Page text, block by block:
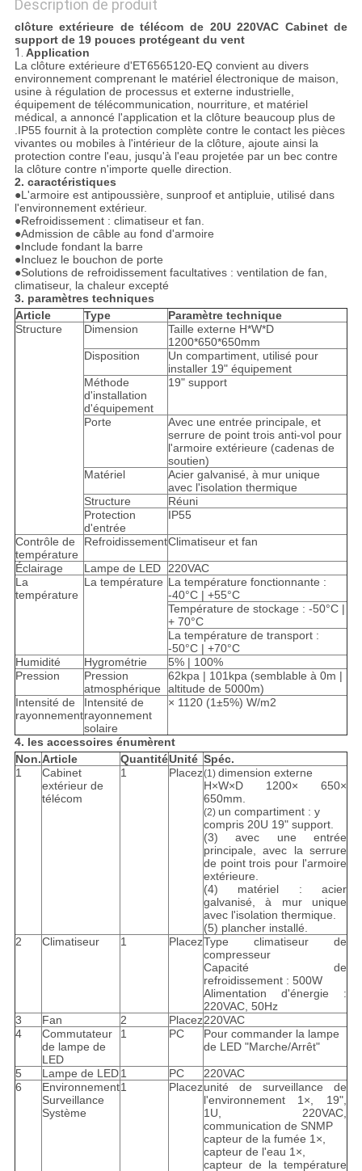
Description de produit
clôture extérieure de télécom de 20U 220VAC Cabinet de
support de 19 pouces protégeant du vent
1. Application
La clôture extérieure d'ET6565120-EQ convient au divers
environnement comprenant le matériel électronique de maison,
usine à régulation de processus et externe industrielle,
équipement de télécommunication, nourriture, et matériel
médical, a annoncé l'application et la clôture beaucoup plus de
.IP55 fournit à la protection complète contre le contact les pièces
vivantes ou mobiles à l'intérieur de la clôture, ajoute ainsi la
protection contre l'eau, jusqu'à l'eau projetée par un bec contre
la clôture contre n'importe quelle direction.
2. caractéristiques
●L'armoire est antipoussière, sunproof et antipluie, utilisé dans
l'environnement extérieur.
●Refroidissement : climatiseur et fan.
●Admission de câble au fond d'armoire
●Include fondant la barre
●Incluez le bouchon de porte
●Solutions de refroidissement facultatives : ventilation de fan,
climatiseur, la chaleur excepté
3. paramètres techniques
Article
Type
Paramètre technique
Structure
Dimension
Taille externe H*W*D
1200*650*650mm
Disposition
Un compartiment, utilisé pour
installer 19" équipement
Méthode
d'installation
d'équipement
19" support
Porte
Avec une entrée principale, et
serrure de point trois anti-vol pour
l'armoire extérieure (cadenas de
soutien)
Matériel
Acier galvanisé, à mur unique
avec l'isolation thermique
Structure
Réuni
Protection
d'entrée
IP55
Contrôle de
température
RefroidissementClimatiseur et fan
Éclairage Lampe de LED 220VAC
La
température
La température La température fonctionnante :
-40°C | +55°C
Température de stockage : -50°C |
+ 70°C
La température de transport :
-50°C | +70°C
Humidité
Hygrométrie
5% | 100%
Pression
Pression
atmosphérique
62kpa | 101kpa (semblable à 0m |
altitude de 5000m)
Intensité de
rayonnement
Intensité de
rayonnement
solaire
× 1120 (1±5%) W/m2
4. les accessoires énumèrent
Non.Article QuantitéUnité Spéc.
1
Cabinet
extérieur de
télécom
1 Placez(1) dimension externe
H×W×D 1200× 650×
650mm.
(2) un compartiment : y
compris 20U 19" support.
(3) avec une entrée
principale, avec la serrure
de point trois pour l'armoire
extérieure.
(4) matériel : acier
galvanisé, à mur unique
avec l'isolation thermique.
(5) plancher installé.
2
Climatiseur 1 PlacezType climatiseur de
compresseur
Capacité de
refroidissement : 500W
Alimentation d'énergie :
220VAC, 50Hz
3
Fan 2 Placez220VAC
4
Commutateur
de lampe de
LED
1 PC
Pour commander la lampe
de LED "Marche/Arrêt"
5 Lampe de LED1 PC
220VAC
6
Environnement
Surveillance
Système
1 Placezunité de surveillance de
l'environnement 1×, 19",
1U, 220VAC,
communication de SNMP
capteur de la fumée 1×,
capteur de l'eau 1×,
capteur de la température